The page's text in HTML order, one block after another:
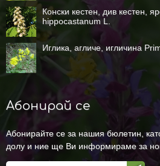
Конски кестен, див кестен,
hippocastanum L.
Иглика, агличе, игличина
Абонирай се
Абонирайте се за нашия бюлетин,
долу и ние ще Ви информираме за